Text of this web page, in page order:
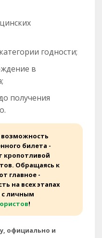
годности;
в
получения
возможность
билета -
кропотливой
Обращаясь к
главное -
на всех этапах
личным
!
официально и